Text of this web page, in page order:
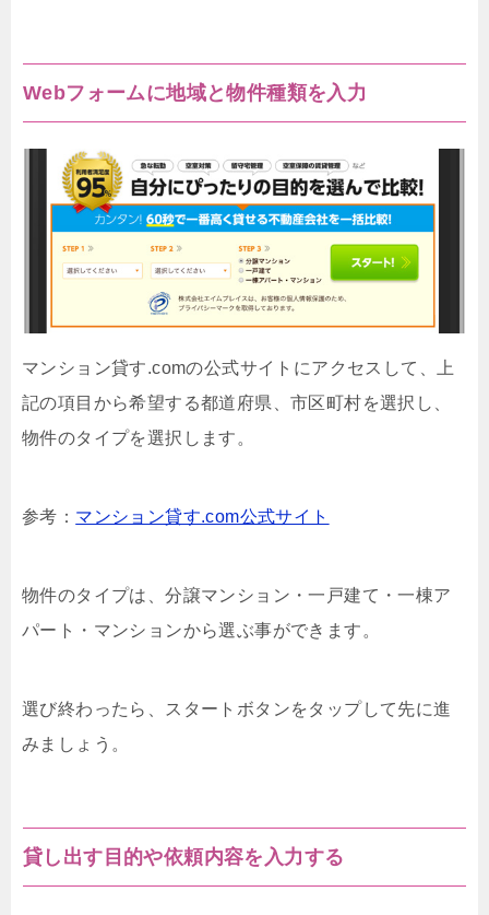
Webフォームに地域と物件種類を入力
マンション貸す.comの公式サイトにアクセスして、上
記の項目から希望する都道府県、市区町村を選択し、
物件のタイプを選択します。
参考： マンション貸す.com公式サイト
物件のタイプは、分譲マンション・一戸建て・一棟ア
パート・マンションから選ぶ事ができます。
選び終わったら、スタートボタンをタップして先に進
みましょう。
貸し出す目的や依頼内容を入力する